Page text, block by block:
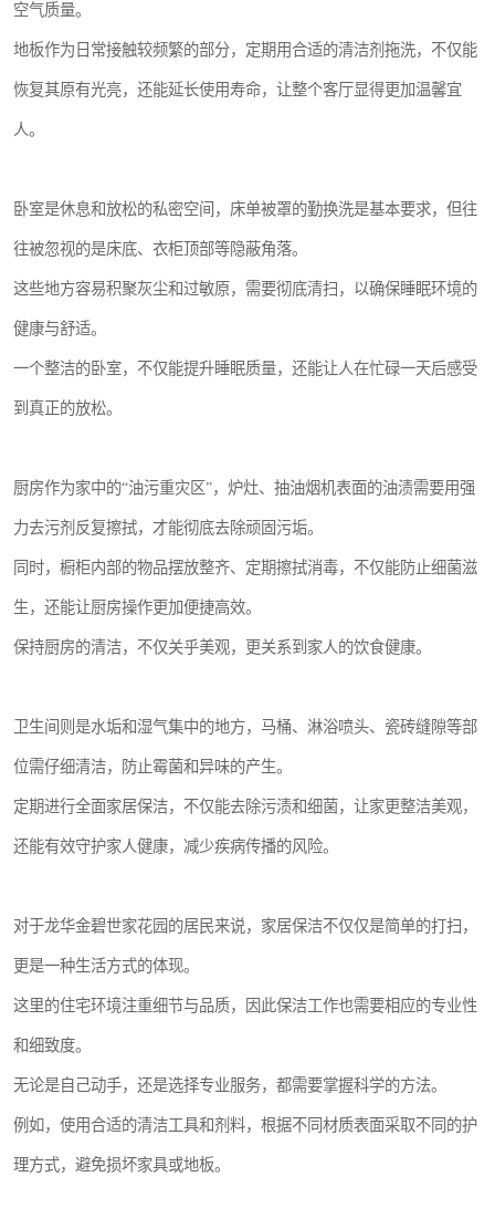
空气质量。
地板作为日常接触较频繁的部分，定期用合适的清洁剂拖洗，不仅能
恢复其原有光亮，还能延长使用寿命，让整个客厅显得更加温馨宜
人。
卧室是休息和放松的私密空间，床单被罩的勤换洗是基本要求，但往
往被忽视的是床底、衣柜顶部等隐蔽角落。
这些地方容易积聚灰尘和过敏原，需要彻底清扫，以确保睡眠环境的
健康与舒适。
一个整洁的卧室，不仅能提升睡眠质量，还能让人在忙碌一天后感受
到真正的放松。
厨房作为家中的“油污重灾区”，炉灶、抽油烟机表面的油渍需要用强
力去污剂反复擦拭，才能彻底去除顽固污垢。
同时，橱柜内部的物品摆放整齐、定期擦拭消毒，不仅能防止细菌滋
生，还能让厨房操作更加便捷高效。
保持厨房的清洁，不仅关乎美观，更关系到家人的饮食健康。
卫生间则是水垢和湿气集中的地方，马桶、淋浴喷头、瓷砖缝隙等部
位需仔细清洁，防止霉菌和异味的产生。
定期进行全面家居保洁，不仅能去除污渍和细菌，让家更整洁美观，
还能有效守护家人健康，减少疾病传播的风险。
对于龙华金碧世家花园的居民来说，家居保洁不仅仅是简单的打扫，
更是一种生活方式的体现。
这里的住宅环境注重细节与品质，因此保洁工作也需要相应的专业性
和细致度。
无论是自己动手，还是选择专业服务，都需要掌握科学的方法。
例如，使用合适的清洁工具和剂料，根据不同材质表面采取不同的护
理方式，避免损坏家具或地板。